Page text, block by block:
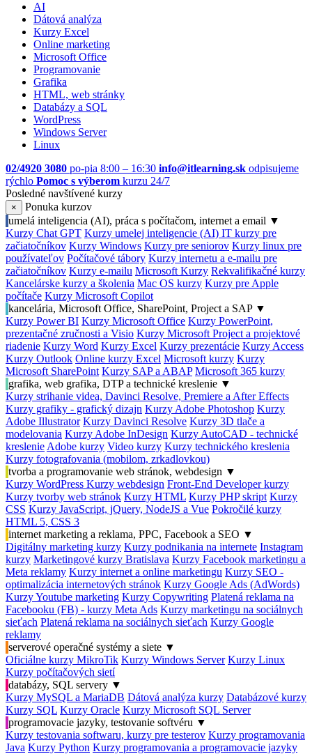
AI
Dátová analýza
Kurzy Excel
Online marketing
Microsoft Office
Programovanie
Grafika
HTML, web stránky
Databázy a SQL
WordPress
Windows Server
Linux
02/4920 3080 po-pia 8:00 – 16:30 info@itlearning.sk odpisujeme
rýchlo Pomoc s výberom kurzu 24/7
Posledné navštívené kurzy
×
Ponuka kurzov
umelá inteligencia (AI), práca s počítačom, internet a email ▼
Kurzy Chat GPT Kurzy umelej inteligencie (AI) IT kurzy pre
začiatočníkov Kurzy Windows Kurzy pre seniorov Kurzy linux pre
používateľov Počítačové tábory Kurzy internetu a e-mailu pre
začiatočníkov Kurzy e-mailu Microsoft Kurzy Rekvalifikačné kurzy
Kancelárske kurzy a školenia Mac OS kurzy Kurzy pre Apple
počítače Kurzy Microsoft Copilot
kancelária, Microsoft Office, SharePoint, Project a SAP ▼
Kurzy Power BI Kurzy Microsoft Office Kurzy PowerPoint,
prezentačné zručnosti a Visio Kurzy Microsoft Project a projektové
riadenie Kurzy Word Kurzy Excel Kurzy prezentácie Kurzy Access
Kurzy Outlook Online kurzy Excel Microsoft kurzy Kurzy
Microsoft SharePoint Kurzy SAP a ABAP Microsoft 365 kurzy
grafika, web grafika, DTP a technické kreslenie ▼
Kurzy strihanie videa, Davinci Resolve, Premiere a After Effects
Kurzy grafiky - grafický dizajn Kurzy Adobe Photoshop Kurzy
Adobe Illustrator Kurzy Davinci Resolve Kurzy 3D tlače a
modelovania Kurzy Adobe InDesign Kurzy AutoCAD - technické
kreslenie Adobe kurzy Video kurzy Kurzy technického kreslenia
Kurzy fotografovania (mobilom, zrkadlovkou)
tvorba a programovanie web stránok, webdesign ▼
Kurzy WordPress Kurzy webdesign Front-End Developer kurzy
Kurzy tvorby web stránok Kurzy HTML Kurzy PHP skript Kurzy
CSS Kurzy JavaScript, jQuery, NodeJS a Vue Pokročilé kurzy
HTML 5, CSS 3
internet marketing a reklama, PPC, Facebook a SEO ▼
Digitálny marketing kurzy Kurzy podnikania na internete Instagram
kurzy Marketingové kurzy Bratislava Kurzy Facebook marketingu a
Meta reklamy Kurzy internet a online marketingu Kurzy SEO -
optimalizácia internetových stránok Kurzy Google Ads (AdWords)
Kurzy Youtube marketing Kurzy Copywriting Platená reklama na
Facebooku (FB) - kurzy Meta Ads Kurzy marketingu na sociálnych
sieťach Platená reklama na sociálnych sieťach Kurzy Google
reklamy
serverové operačné systémy a siete ▼
Oficiálne kurzy MikroTik Kurzy Windows Server Kurzy Linux
Kurzy počítačových sietí
databázy, SQL servery ▼
Kurzy MySQL a MariaDB Dátová analýza kurzy Databázové kurzy
Kurzy SQL Kurzy Oracle Kurzy Microsoft SQL Server
programovacie jazyky, testovanie softvéru ▼
Kurzy testovania softwaru, kurzy pre testerov Kurzy programovania
Java Kurzy Python Kurzy programovania a programovacie jazyky